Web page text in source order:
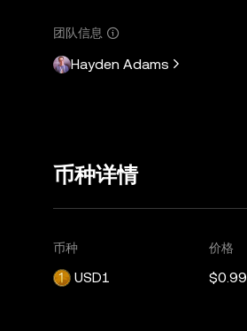
团队信息
Hayden Adams
币种详情
币种
USD1
价格
$0.99